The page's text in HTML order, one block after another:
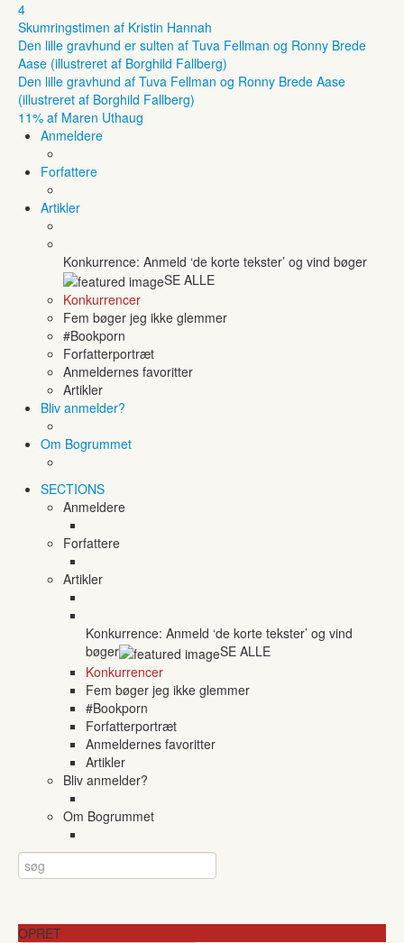
4
Skumringstimen af Kristin Hannah
Den lille gravhund er sulten af Tuva Fellman og Ronny Brede
Aase (illustreret af Borghild Fallberg)
Den lille gravhund af Tuva Fellman og Ronny Brede Aase
(illustreret af Borghild Fallberg)
11% af Maren Uthaug
Anmeldere
Forfattere
Artikler
Konkurrence: Anmeld ‘de korte tekster’ og vind bøger
SE ALLE
Konkurrencer
Fem bøger jeg ikke glemmer
#Bookporn
Forfatterportræt
Anmeldernes favoritter
Artikler
Bliv anmelder?
Om Bogrummet
SECTIONS
Anmeldere
Forfattere
Artikler
Konkurrence: Anmeld ‘de korte tekster’ og vind
bøger
SE ALLE
Konkurrencer
Fem bøger jeg ikke glemmer
#Bookporn
Forfatterportræt
Anmeldernes favoritter
Artikler
Bliv anmelder?
Om Bogrummet
OPRET